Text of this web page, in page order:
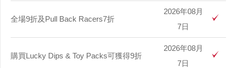
全場9折及Pull Back Racers7折
2026年08月
7日
購買Lucky Dips & Toy Packs可獲得9折
2026年08月
7日